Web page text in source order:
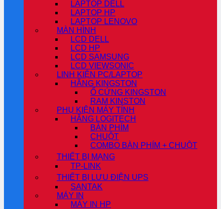
LAPTOP DELL
LAPTOP HP
LAPTOP LENOVO
MÀN HÌNH
LCD DELL
LCD HP
LCD SAMSUNG
LCD VIEWSONIC
LINH KIỆN PC/LAPTOP
HÃNG KINGSTON
Ổ CỨNG KINGSTON
RAM KINSTON
PHỤ KIỆN MÁY TÍNH
HÃNG LOGITECH
BÀN PHÍM
CHUỘT
COMBO BÀN PHÍM + CHUỘT
THIẾT BỊ MẠNG
TP-LINK
THIẾT BỊ LƯU ĐIỆN UPS
SANTAK
MÁY IN
MÁY IN HP